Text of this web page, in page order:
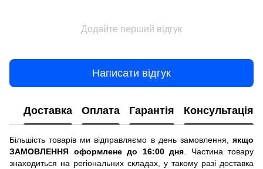
Додайте перший відгук
Написати відгук
Доставка Оплата Гарантія Консультація
Більшість товарів ми відправляємо в день замовлення, якщо
ЗАМОВЛЕННЯ оформлене до 16:00 дня. Частина товару
знаходиться на регіональних складах, у такому разі доставка